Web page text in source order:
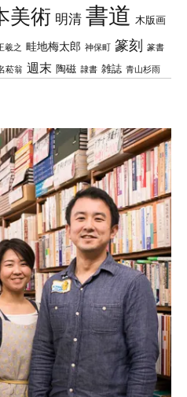
美術 明清 書道 木版画
羲之 畦地梅太郎 神保町 篆刻 篆書
菘翁 週末 陶磁 隷書 雑誌 青山杉雨